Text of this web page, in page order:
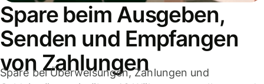
Spare beim Ausgeben,
Senden und Empfangen
von Zahlungen
Spare bei Überweisungen, Zahlungen und